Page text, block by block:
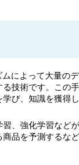
によって大量の
技術です。この
び、知識を獲得
、強化学習など
品を予測するな